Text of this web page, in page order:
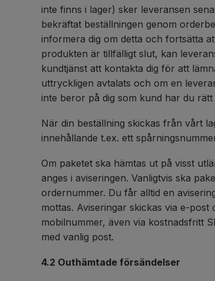
inte finns i lager) sker leveransen
bekräftat beställningen genom
informera dig om detta och fortsätta
produkten är tillfälligt slut, kan
kundtjänst att kontakta dig för att
uttryckligen avtalats och om en
inte beror på dig som kund har du
När din beställning skickas från vårt
innehållande t.ex. ett
Om paketet ska hämtas ut på visst
anges i aviseringen. Vanligtvis ska
ordernummer. Du får alltid en
mottas. Aviseringar skickas via e-
mobilnummer, även via kostnadsfritt
med vanlig post.
4.2 Outhämtade försändelser